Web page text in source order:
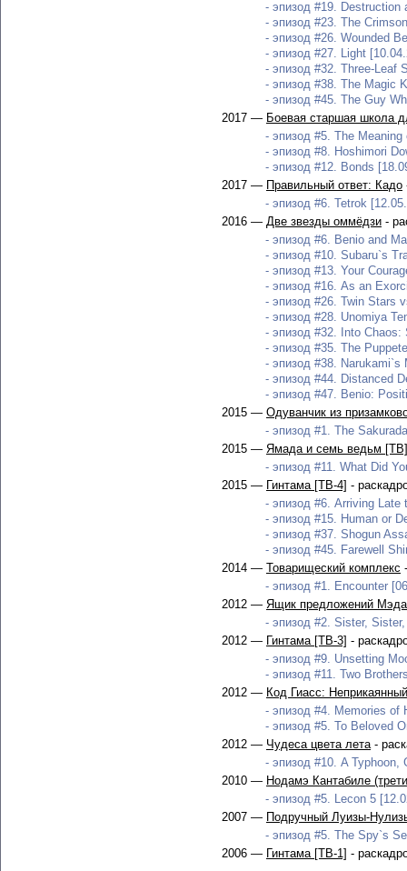
- эпизод #19. Destruction
- эпизод #23. The
- эпизод #26. Wounded
- эпизод #27. Light
- эпизод #32. Three-Leaf
- эпизод #38. The Magic
- эпизод #45. The Guy
2017 — Боевая старшая школа
- эпизод #5. The
- эпизод #8. Hoshimori
- эпизод #12. Bonds
2017 — Правильный ответ: Кадо
- эпизод #6. Tetrok
2016 — Две звезды оммёдзи -
- эпизод #6. Benio and
- эпизод #10. Subaru`s
- эпизод #13. Your
- эпизод #16. As an
- эпизод #26. Twin Stars
- эпизод #28. Unomiya
- эпизод #32. Into
- эпизод #35. The
- эпизод #38.
- эпизод #44. Distanced
- эпизод #47. Benio:
2015 — Одуванчик из
- эпизод #1. The
2015 — Ямада и семь ведьм [ТВ]
- эпизод #11. What Did
2015 — Гинтама [ТВ-4] -
- эпизод #6. Arriving Late
- эпизод #15. Human or
- эпизод #37. Shogun
- эпизод #45. Farewell
2014 — Товарищеский комплекс
- эпизод #1. Encounter
2012 — Ящик предложений
- эпизод #2. Sister,
2012 — Гинтама [ТВ-3] -
- эпизод #9. Unsetting
- эпизод #11. Two
2012 — Код Гиасс:
- эпизод #4. Memories of
- эпизод #5. To Beloved
2012 — Чудеса цвета лета-
- эпизод #10. A Typhoon,
2010 — Нодамэ Кантабиле
- эпизод #5. Lecon 5
2007 — Подручный Луизы-
- эпизод #5. The Spy`s
2006 — Гинтама [ТВ-1] -